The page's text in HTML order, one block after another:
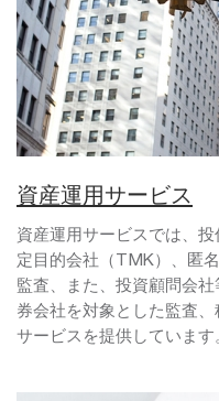
資産運用サービス
資産運用サービスでは、
定目的会社（TMK）、匿
監査、また、投資顧問会
券会社を対象とした監査
サービスを提供しています